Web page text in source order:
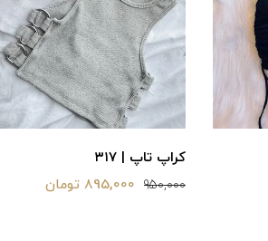
کراپ تاپ | ۳۱۷
950,000 895,000 تومان